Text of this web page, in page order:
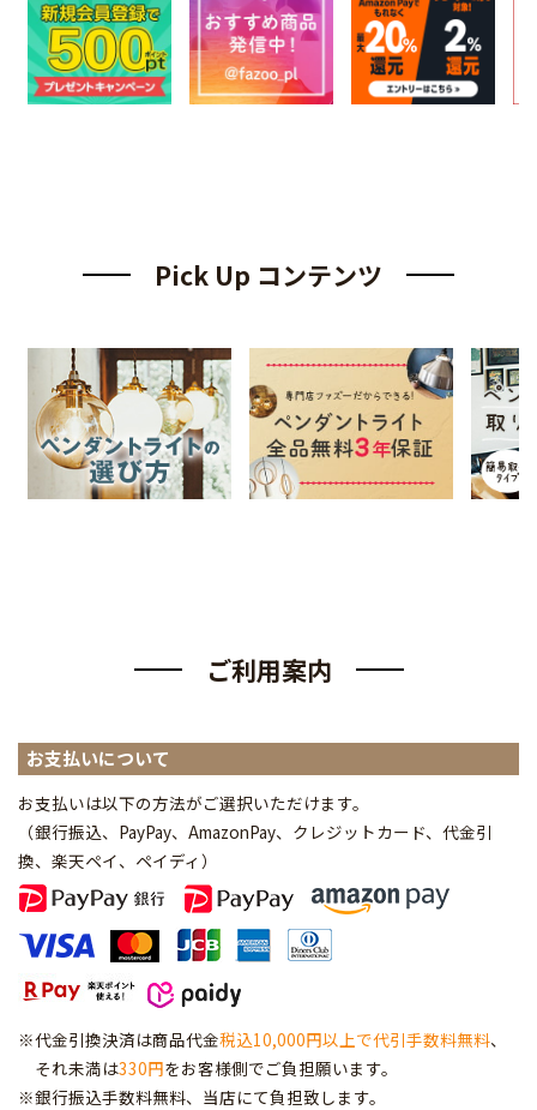
Pick Up コンテンツ
ご利用案内
お支払いについて
お支払いは以下の方法がご選択いただけます。
（銀行振込、PayPay、AmazonPay、クレジットカード、代金引
換、楽天ペイ、ペイディ ）
※代金引換決済は商品代金税込10,000円以上で代引手数料無料、
それ未満は330円をお客様側でご負担願います。
※銀行振込手数料無料、当店にて負担致します。